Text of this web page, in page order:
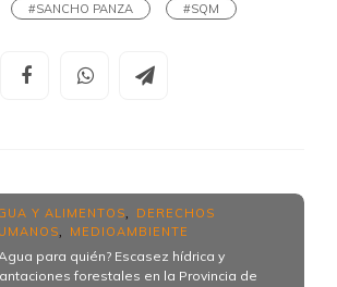
#SANCHO PANZA #SQM
Y ALIMENTOS
DERECHOS
MEDIOAMBIENTE
para quién? Escasez hídrica y
forestales en la Provincia de